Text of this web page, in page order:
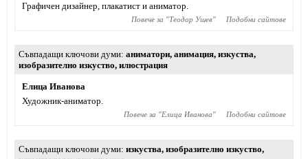
Графичен дизайнер, плакатист и аниматор.
Повече за "Теодор Ушев" Подобни сайтове
Съвпадащи ключови думи аниматори, анимация, изкуства,
изобразително изкуство, илюстрация
Елица Иванова
Художник-аниматор.
Повече за "Елица Иванова" Подобни сайтове
Съвпадащи ключови думи изкуства, изобразително изкуство,